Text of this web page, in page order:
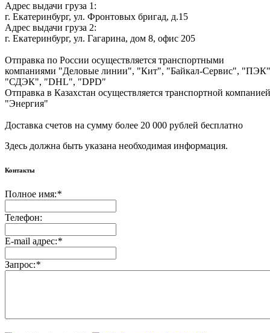
Адрес выдачи груза 1:
г. Екатеринбург, ул. Фронтовых бригад, д.15
Адрес выдачи груза 2:
г. Екатеринбург, ул. Гагарина, дом 8, офис 205
Отправка по России осуществляется транспортными
компаниями "Деловые линии", "Кит", "Байкал-Сервис",
"СДЭК", "DHL", "DPD"
Отправка в Казахстан осуществляется транспортной компанией
"Энергия"
Доставка счетов на сумму более 20 000 рублей бесплатно
Здесь должна быть указана необходимая информация.
Контакты
Полное имя:*
Телефон:
E-mail адрес:*
Запрос:*